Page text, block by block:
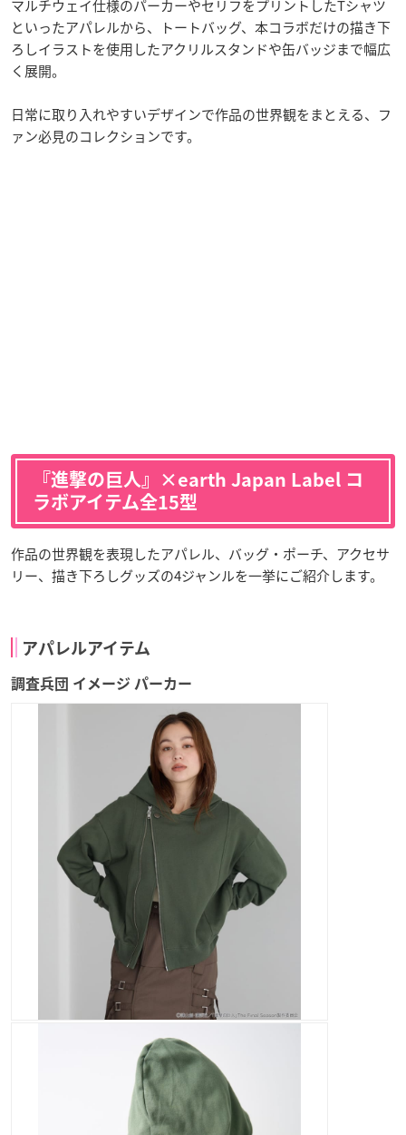
マルチウェイ仕様のパーカーやセリフをプリントしたTシャツ
といったアパレルから、トートバッグ、本コラボだけの描き下
ろしイラストを使用したアクリルスタンドや缶バッジまで幅広
く展開。
日常に取り入れやすいデザインで作品の世界観をまとえる、フ
ァン必見のコレクションです。
『進撃の巨人』×earth Japan Label コ
ラボアイテム全15型
作品の世界観を表現したアパレル、バッグ・ポーチ、アクセサ
リー、描き下ろしグッズの4ジャンルを一挙にご紹介します。
アパレルアイテム
調査兵団 イメージ パーカー